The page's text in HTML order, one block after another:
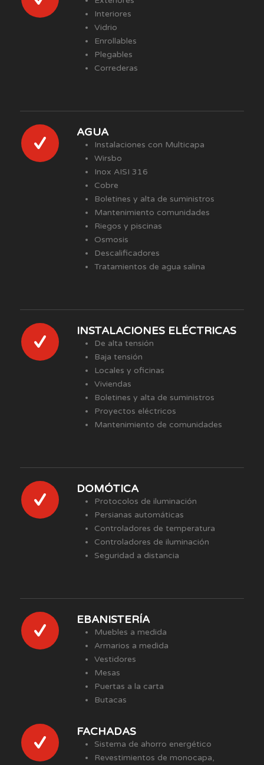
Interiores
Vidrio
Enrollables
Plegables
Correderas
AGUA
Instalaciones con Multicapa
Wirsbo
Inox AISI 316
Cobre
Boletines y alta de suministros
Mantenimiento comunidades
Riegos y piscinas
Osmosis
Descalificadores
Tratamientos de agua salina
INSTALACIONES ELÉCTRICAS
De alta tensión
Baja tensión
Locales y oficinas
Viviendas
Boletines y alta de suministros
Proyectos eléctricos
Mantenimiento de comunidades
DOMÓTICA
Protocolos de iluminación
Persianas automáticas
Controladores de temperatura
Controladores de iluminación
Seguridad a distancia
EBANISTERÍA
Muebles a medida
Armarios a medida
Vestidores
Mesas
Puertas a la carta
Butacas
FACHADAS
Sistema de ahorro energético
Revestimientos de monocapa,